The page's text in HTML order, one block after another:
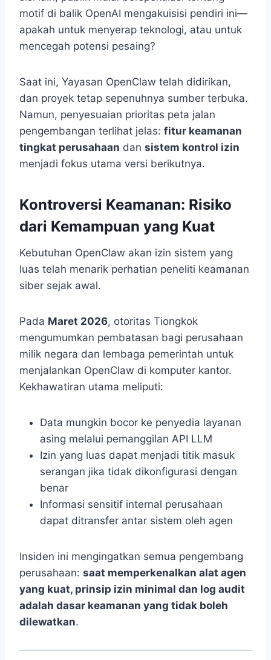
motif di balik OpenAI mengakuisisi pendiri ini—
apakah untuk menyerap teknologi, atau untuk
mencegah potensi pesaing?
Saat ini, Yayasan OpenClaw telah didirikan,
dan proyek tetap sepenuhnya sumber terbuka.
Namun, penyesuaian prioritas peta jalan
pengembangan terlihat jelas: fitur keamanan
tingkat perusahaan dan sistem kontrol izin
menjadi fokus utama versi berikutnya.
Kontroversi Keamanan: Risiko
dari Kemampuan yang Kuat
Kebutuhan OpenClaw akan izin sistem yang
luas telah menarik perhatian peneliti keamanan
siber sejak awal.
Pada Maret 2026, otoritas Tiongkok
mengumumkan pembatasan bagi perusahaan
milik negara dan lembaga pemerintah untuk
menjalankan OpenClaw di komputer kantor.
Kekhawatiran utama meliputi:
Data mungkin bocor ke penyedia layanan
asing melalui pemanggilan API LLM
Izin yang luas dapat menjadi titik masuk
serangan jika tidak dikonfigurasi dengan
benar
Informasi sensitif internal perusahaan
dapat ditransfer antar sistem oleh agen
Insiden ini mengingatkan semua pengembang
perusahaan: saat memperkenalkan alat agen
yang kuat, prinsip izin minimal dan log audit
adalah dasar keamanan yang tidak boleh
dilewatkan.